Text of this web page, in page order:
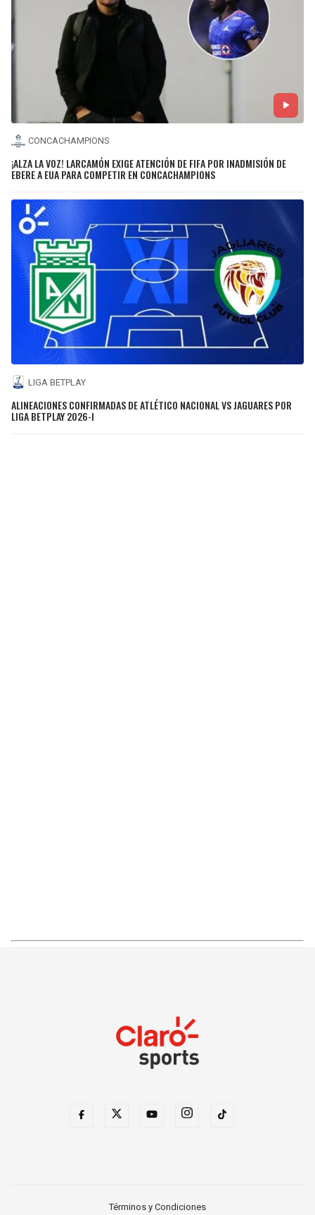
CONCACHAMPIONS
¡ALZA LA VOZ! LARCAMÓN EXIGE ATENCIÓN DE FIFA POR INADMISIÓN DE
EBERE A EUA PARA COMPETIR EN CONCACHAMPIONS
LIGA BETPLAY
ALINEACIONES CONFIRMADAS DE ATLÉTICO NACIONAL VS JAGUARES POR
LIGA BETPLAY 2026-I
Términos y Condiciones